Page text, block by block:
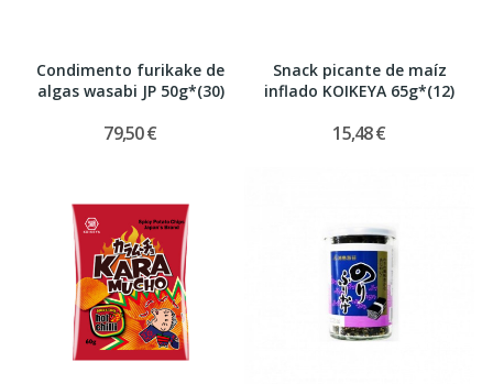
Condimento furikake de
algas wasabi JP 50g*(30)
79,50 €
Snack picante de maíz
inflado KOIKEYA 65g*(12)
15,48 €